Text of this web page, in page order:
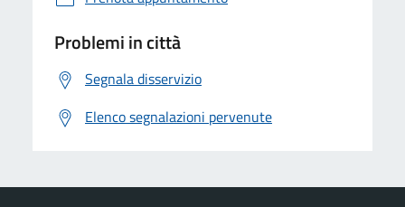
Problemi in città
Segnala disservizio
Elenco segnalazioni pervenute